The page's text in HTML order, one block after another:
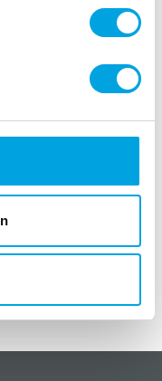
pienille
x 1,7cm